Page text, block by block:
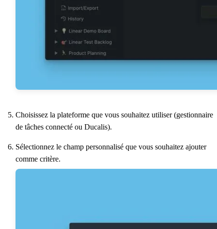
Choisissez la plateforme que vous souhaitez utiliser (gestionnaire
de tâches connecté ou Ducalis).
Sélectionnez le champ personnalisé que vous souhaitez ajouter
comme critère.